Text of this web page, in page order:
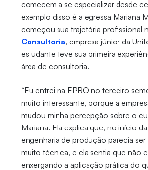
comecem a se especializar desde
exemplo disso é a egressa Mariana
começou sua trajetória profissional
Consultoria, empresa júnior da
estudante teve sua primeira
área de consultoria.
“Eu entrei na EPRO no terceiro
muito interessante, porque a
mudou minha percepção sobre o
Mariana. Ela explica que, no início
engenharia de produção parecia ser
muito técnica, e ela sentia que não
enxergando a aplicação prática do